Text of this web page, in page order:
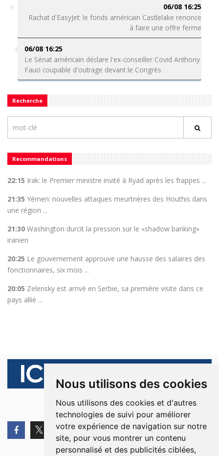
Nous utilisons des cookies
Nous utilisons des cookies et d'autres
technologies de suivi pour améliorer
votre expérience de navigation sur notre
site, pour vous montrer un contenu
personnalisé et des publicités ciblées,
06/08 16:25
Rachat d'EasyJet: le fonds américain Castlelake renonce
à faire une offre ferme
06/08 16:25
Le Sénat américain déclare l'ex-conseiller Covid Anthony
Fauci coupable d'outrage devant le Congrès
Recherche
Recommandations
22:15 Irak: le Premier ministre invité à Ryad après les frappes ...
21:35 Yémen: nouvelles attaques meurtrières des Houthis dans
une région ...
21:30 Washington durcit la pression sur le «shadow banking»
iranien
20:25 Le gouvernement approuve une hausse des salaires des
fonctionnaires, six mois ...
20:05 Zelensky est arrivé en Serbie, sa première visite dans ce
pays allié ...
© 2026 Ici Beyrouth. Tous les droits sont réservés.